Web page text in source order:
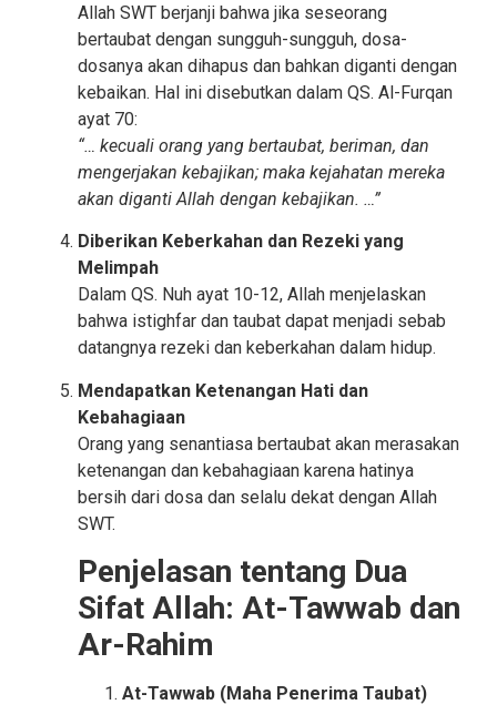
Allah SWT berjanji bahwa jika seseorang
bertaubat dengan sungguh-sungguh, dosa-
dosanya akan dihapus dan bahkan diganti dengan
kebaikan. Hal ini disebutkan dalam QS. Al-Furqan
ayat 70:
“… kecuali orang yang bertaubat, beriman, dan
mengerjakan kebajikan; maka kejahatan mereka
akan diganti Allah dengan kebajikan. …”
Diberikan Keberkahan dan Rezeki yang
Melimpah
Dalam QS. Nuh ayat 10-12, Allah menjelaskan
bahwa istighfar dan taubat dapat menjadi sebab
datangnya rezeki dan keberkahan dalam hidup.
Mendapatkan Ketenangan Hati dan
Kebahagiaan
Orang yang senantiasa bertaubat akan merasakan
ketenangan dan kebahagiaan karena hatinya
bersih dari dosa dan selalu dekat dengan Allah
SWT.
Penjelasan tentang Dua
Sifat Allah: At-Tawwab dan
Ar-Rahim
At-Tawwab (Maha Penerima Taubat)